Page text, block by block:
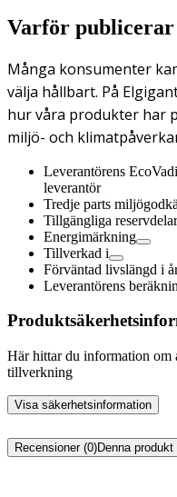
Varför
Många konsumenter
välja hållbart. På
hur våra produkter har
miljö- och
Leverantörens
leverantör
Tredje parts
Tillgängliga
Energimärkning
Tillverkad i
Förväntad livslängd i
Leverantörens
Här hittar du information om
tillverkning
Visa säkerhetsinformation
Recensioner (0)Denna